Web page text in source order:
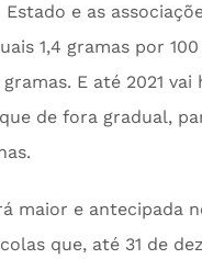
e as
1,4 gramas por
E até 2021 vai
de fora gradual,
maior e antecipada
que, até 31 de